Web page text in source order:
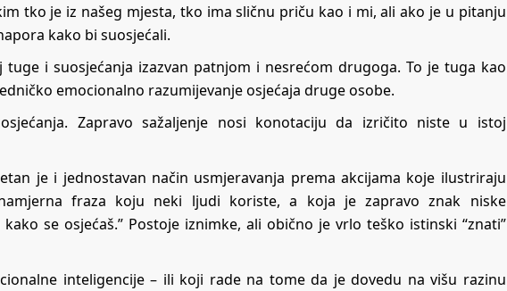
tko je iz našeg mjesta, tko ima sličnu priču kao i mi, ali ako je u pitanju
kako bi suosjećali.
tuge i suosjećanja izazvan patnjom i nesrećom drugoga. To je tuga kao
emocionalno razumijevanje osjećaja druge osobe.
Zapravo sažaljenje nosi konotaciju da izričito niste u istoj
je i jednostavan način usmjeravanja prema akcijama koje ilustriraju
fraza koju neki ljudi koriste, a koja je zapravo znak niske
se osjećaš.” Postoje iznimke, ali obično je vrlo teško istinski “znati”
inteligencije – ili koji rade na tome da je dovedu na višu razinu